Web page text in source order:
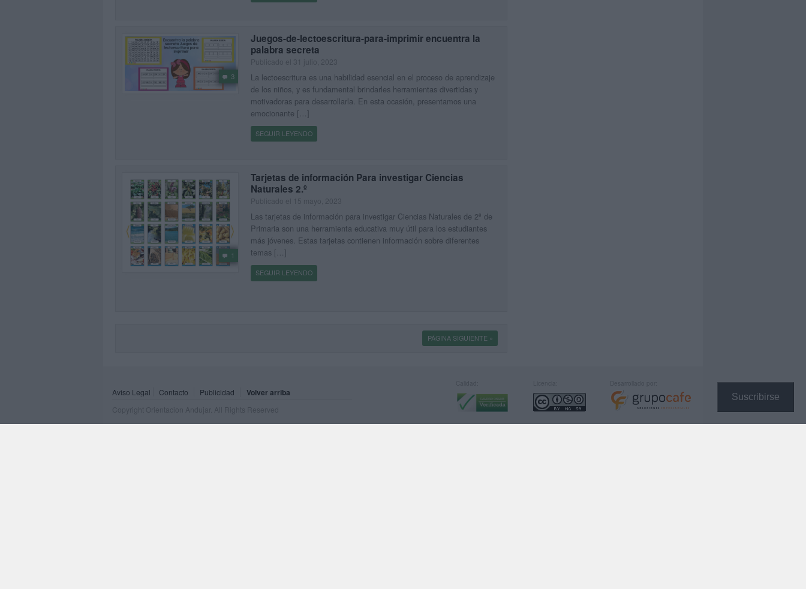
Suscribirse
3
Juegos-de-lectoescritura-para-imprimir encuentra la
palabra secreta
La lectoescritura es una habilidad esencial en el proceso de aprendizaje
de los niños, y es fundamental brindarles herramientas divertidas y
motivadoras para desarrollarla. En esta ocasión, presentamos una
emocionante […]
SEGUIR LEYENDO
1
Tarjetas de información Para investigar Ciencias
Naturales 2.º
Las tarjetas de información para investigar Ciencias Naturales de 2º de
Primaria son una herramienta educativa muy útil para los estudiantes
más jóvenes. Estas tarjetas contienen información sobre diferentes
temas […]
SEGUIR LEYENDO
PÁGINA SIGUIENTE »
Aviso Legal Contacto Publicidad Volver arriba